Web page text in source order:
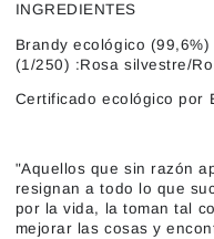
INGREDIENTES
Brandy ecológico
(1/250) :Rosa silvestre/
Certificado ecológico por
"Aquellos que sin razón
resignan a todo lo que
por la vida, la toman tal
mejorar las cosas y